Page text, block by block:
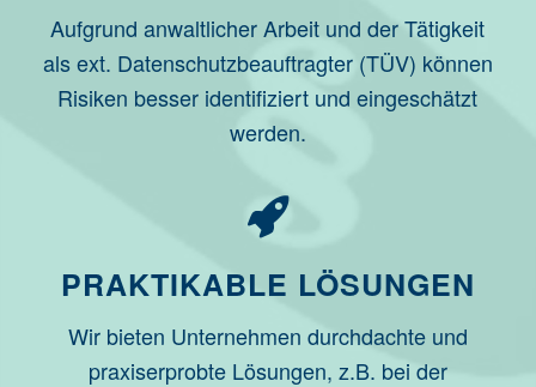
Aufgrund anwaltlicher Arbeit und der Tätigkeit
als ext. Datenschutzbeauftragter (TÜV) können
Risiken besser identifiziert und eingeschätzt
werden.
PRAKTIKABLE LÖSUNGEN
Wir bieten Unternehmen durchdachte und
praxiserprobte Lösungen, z.B. bei der